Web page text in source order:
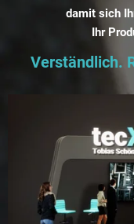
damit sich
Ihr
Verständlich.